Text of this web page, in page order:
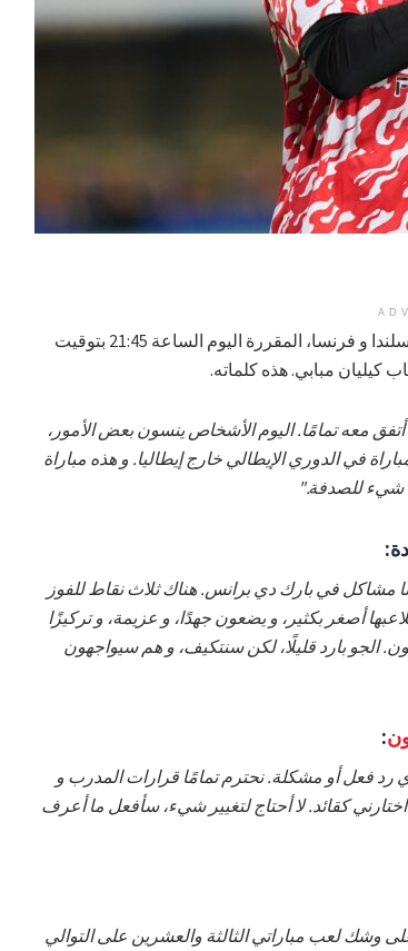
مايك مينيون تحدث في مؤتمر صحفي قبل مواجهة آيسلندا و فرنسا، المقررة اليوم الساعة 21:45 بتوقيت
كيليان مبابي. هذه كلماته.
معه تمامًا. اليوم الأشخاص ينسون بعض الأمور،
في الدوري الإيطالي خارج إيطاليا. و هذه مباراة
شيء للصدفة."
مشاكل في بارك دي برانس. هناك ثلاث نقاط للفوز
أصغر بكثير، و يضعون جهدًا، و عزيمة، و تركيزًا
الجو بارد قليلًا، لكن سنتكيف، و هم سيواجهون
:
رد فعل أو مشكلة. نحترم تمامًا قرارات المدرب و
كقائد. لا أحتاج لتغيير شيء، سأفعل ما أعرف
وشك لعب مباراتي الثالثة والعشرين على التوالي